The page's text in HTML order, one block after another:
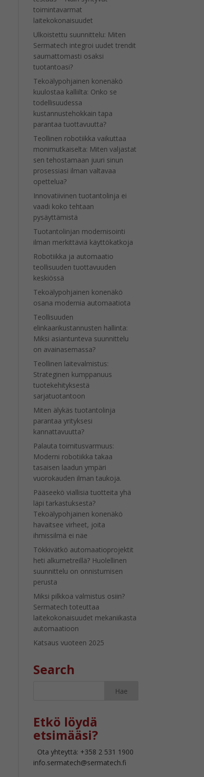
toimintavarmat
laitekokonaisuudet
Ulkoistettu suunnittelu: Miten
Sermatech integroi uudet trendit
saumattomasti osaksi
tuotantoasi?
Tekoälypohjainen konenäkö
kuulostaa kalliilta: Onko se
todellisuudessa
kustannustehokkain tapa
parantaa tuottavuutta?
Teollinen robotiikka vaikuttaa
monimutkaiselta: Miten valjastat
sen tehostamaan juuri sinun
prosessiasi ilman valtavaa
opettelua?
Innovatiivinen tuotantolinja ei
vaadi koko tehtaan
pysäyttämistä
Tuotantolinjan modernisointi
ilman merkittäviä käyttökatkoja
Robotiikka ja automaatio
teollisuuden tuottavuuden
keskiössä
Tekoälypohjainen konenäkö
osana modernia automaatiota
Teollisuuden
elinkaarikustannusten hallinta:
Miksi asiantunteva suunnittelu
on avainasemassa?
Teollinen laitevalmistus:
Strateginen kumppanuus
tuotekehityksestä
sarjatuotantoon
Miten älykäs tuotantolinja
parantaa yrityksesi
kannattavuutta?
Palauta toimitusvarmuus:
Moderni robotiikka takaa
tasaisen laadun ympäri
vuorokauden ilman taukoja.
Pääseekö viallisia tuotteita yhä
läpi tarkastuksesta?
Tekoälypohjainen konenäkö
havaitsee virheet, joita
ihmissilmä ei näe
Tökkivätkö automaatioprojektit
heti alkumetreillä? Huolellinen
suunnittelu on onnistumisen
perusta
Miksi pilkkoa valmistus osiin?
Sermatech toteuttaa
laitekokonaisuudet mekaniikasta
automaatioon
Katsaus vuoteen 2025
Search
Etkö löydä
etsimääsi?
Ota yhteyttä: +358 2 531 1900
info.sermatech@sermatech.fi